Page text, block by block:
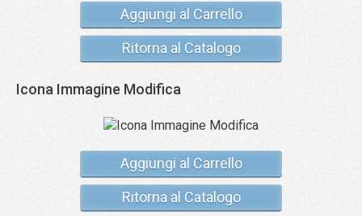
Aggiungi al Carrello
Ritorna al Catalogo
Icona Immagine Modifica
Aggiungi al Carrello
Ritorna al Catalogo